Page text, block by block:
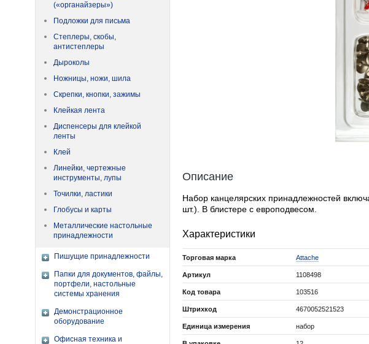
(«органайзеры»)
Подложки для письма
Степлеры, скобы,
антистеплеры
Дыроколы
Ножницы, ножи, шила
Скрепки, кнопки, зажимы
Клейкая лента
Диспенсеры для клейкой
ленты
Клей
Линейки, чертежные
инструменты, лупы
Точилки, ластики
Глобусы и карты
Металлические настольные
принадлежности
Пишущие принадлежности
Папки для документов, файлы,
портфели, настольные
системы хранения
Демонстрационное
оборудование
Офисная техника и
Описание
Набор канцелярских принадлежностей
шт.). В блистере с европодвесом.
Характеристики
Торговая марка Attache
Артикул 1108498
Код товара 103516
Штрихкод 4670052521523
Единица измерения набор